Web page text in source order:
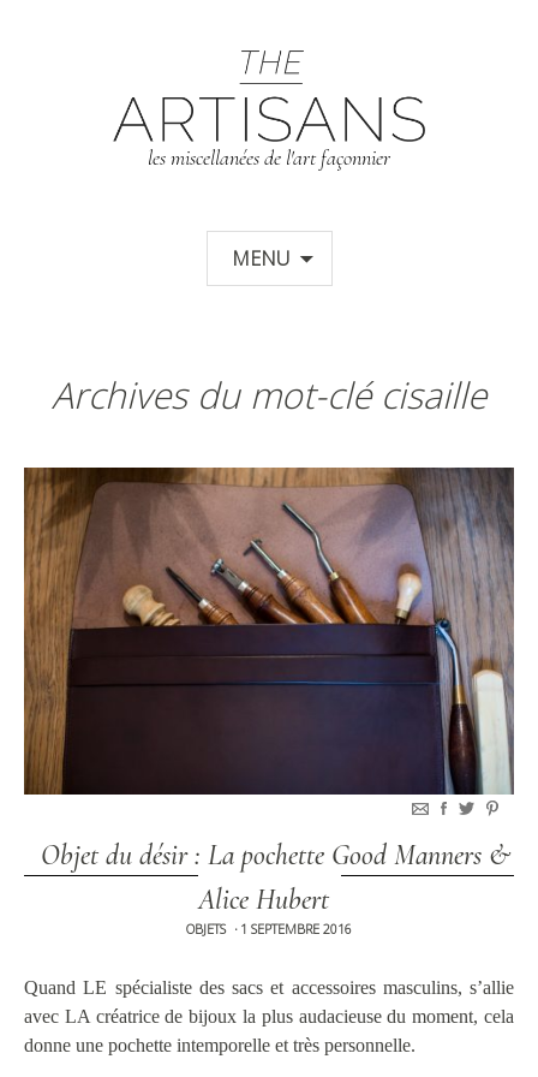
les miscellanées de l'art façonnier
MENU
Archives du mot-clé cisaille
Objet du désir : La pochette Good Manners &
Alice Hubert
OBJETS • 1 SEPTEMBRE 2016
Quand LE spécialiste des sacs et accessoires masculins, s’allie
avec LA créatrice de bijoux la plus audacieuse du moment, cela
donne une pochette intemporelle et très personnelle.